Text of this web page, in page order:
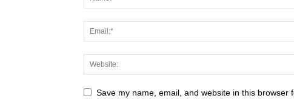
Save my name, email, and website in this browser